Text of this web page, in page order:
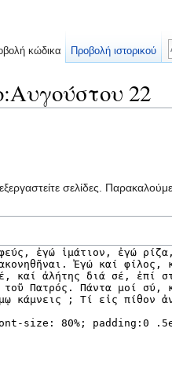
22
σελίδες.
κώδικα Προβολή ιστορικού